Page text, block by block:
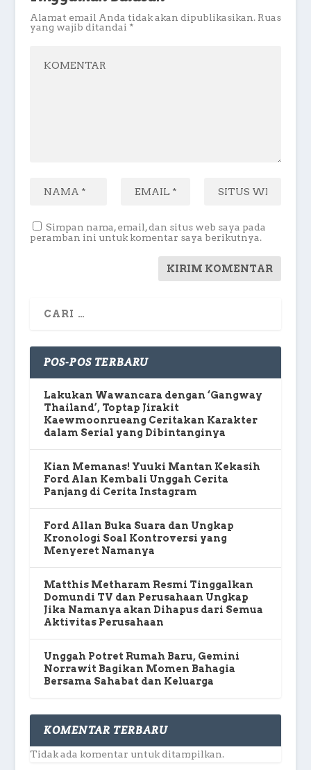
Alamat email Anda tidak akan dipublikasikan. Ruas
yang wajib ditandai *
Simpan nama, email, dan situs web saya pada
peramban ini untuk komentar saya berikutnya.
POS-POS TERBARU
Lakukan Wawancara dengan ‘Gangway
Thailand’, Toptap Jirakit
Kaewmoonrueang Ceritakan Karakter
dalam Serial yang Dibintanginya
Kian Memanas! Yuuki Mantan Kekasih
Ford Alan Kembali Unggah Cerita
Panjang di Cerita Instagram
Ford Allan Buka Suara dan Ungkap
Kronologi Soal Kontroversi yang
Menyeret Namanya
Matthis Metharam Resmi Tinggalkan
Domundi TV dan Perusahaan Ungkap
Jika Namanya akan Dihapus dari Semua
Aktivitas Perusahaan
Unggah Potret Rumah Baru, Gemini
Norrawit Bagikan Momen Bahagia
Bersama Sahabat dan Keluarga
KOMENTAR TERBARU
Tidak ada komentar untuk ditampilkan.